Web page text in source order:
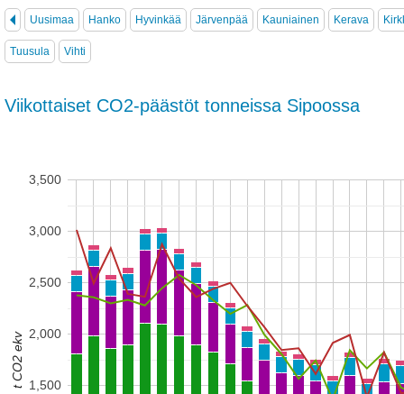
Uusimaa Hanko Hyvinkää Järvenpää Kauniainen Kerava
Tuusula Vihti
Viikottaiset CO2-päästöt tonneissa Sipoossa
1,500
2,000
2,500
3,000
3,500
t CO2 ekv